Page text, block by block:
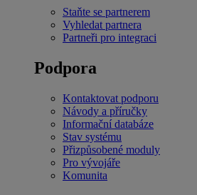
Staňte se partnerem
Vyhledat partnera
Partneři pro integraci
Podpora
Kontaktovat podporu
Návody a příručky
Informační databáze
Stav systému
Přizpůsobené moduly
Pro vývojáře
Komunita